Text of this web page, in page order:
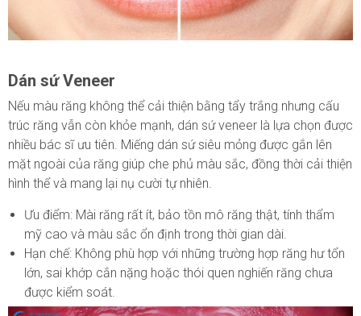
Dán sứ Veneer
Nếu màu răng không thể cải thiện bằng tẩy trắng nhưng cấu
trúc răng vẫn còn khỏe mạnh, dán sứ veneer là lựa chọn được
nhiều bác sĩ ưu tiên. Miếng dán sứ siêu mỏng được gắn lên
mặt ngoài của răng giúp che phủ màu sắc, đồng thời cải thiện
hình thể và mang lại nụ cười tự nhiên.
Ưu điểm: Mài răng rất ít, bảo tồn mô răng thật, tính thẩm
mỹ cao và màu sắc ổn định trong thời gian dài.
Hạn chế: Không phù hợp với những trường hợp răng hư tổn
lớn, sai khớp cắn nặng hoặc thói quen nghiến răng chưa
được kiểm soát.